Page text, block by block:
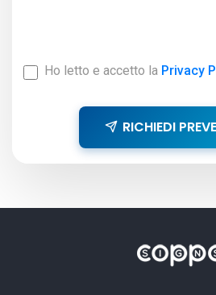
Ho letto e accetto la Privacy
RICHIEDI